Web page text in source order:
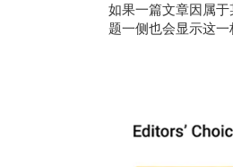
如果一篇文章因属
题一侧也会显示这一